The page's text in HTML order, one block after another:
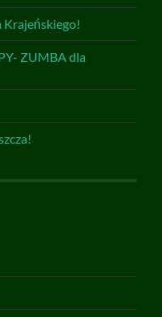
Krajeńskiego!
ZUMBA dla